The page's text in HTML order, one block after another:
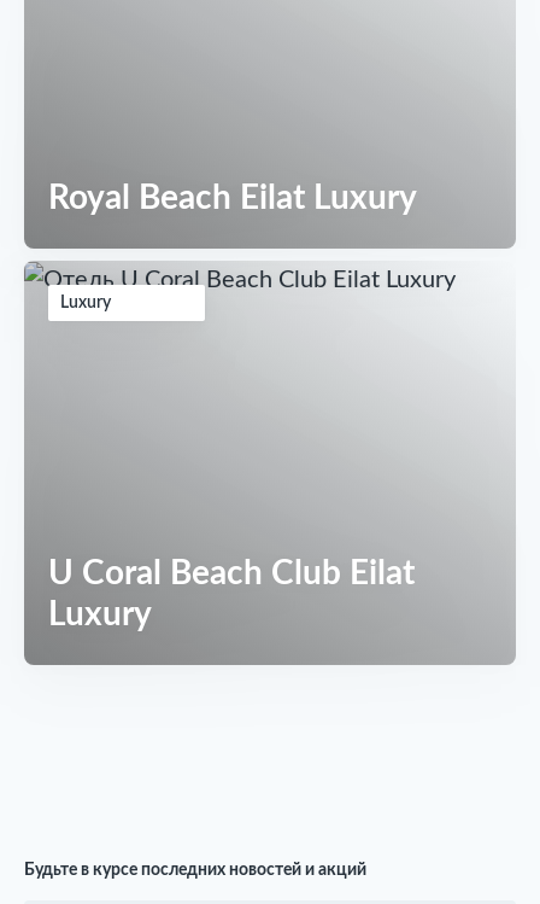
Royal Beach Eilat Luxury
Luxury
U Coral Beach Club Eilat
Luxury
Будьте в курсе последних новостей и акций